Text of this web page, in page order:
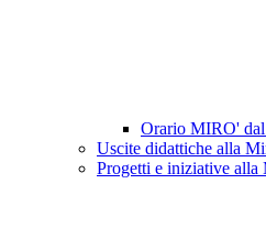
Orario MIRO' dal
Uscite didattiche alla
Progetti e iniziative alla